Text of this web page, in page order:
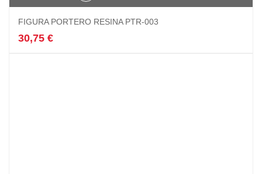
FIGURA PORTERO RESINA PTR-003
30,75 €